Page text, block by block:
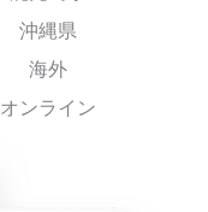
沖縄県
海外
オンライン